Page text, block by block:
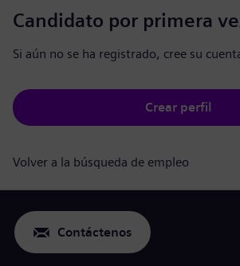
Candidato por primera
Si aún no se ha registrado, cree su
Crear perfil
Volver a la búsqueda de empleo
Contáctenos